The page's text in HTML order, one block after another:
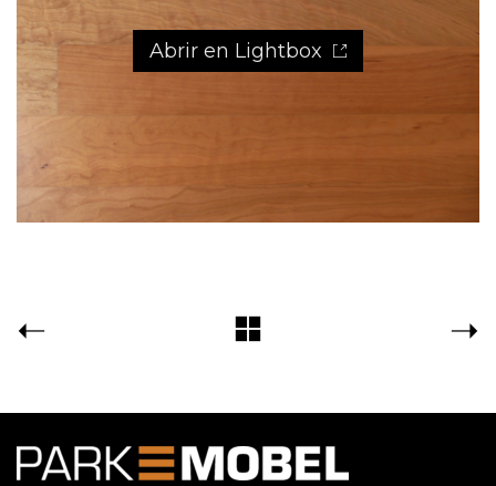
Abrir en Lightbox